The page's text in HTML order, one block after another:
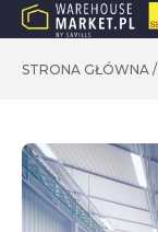
STRONA GŁÓWNA /